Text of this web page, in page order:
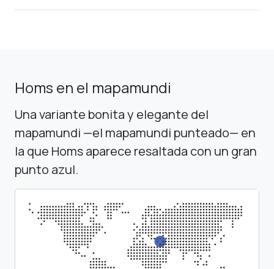
Homs en el mapamundi
Una variante bonita y elegante del
mapamundi —el mapamundi punteado— en
la que Homs aparece resaltada con un gran
punto azul.